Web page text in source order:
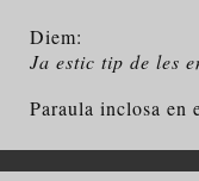
Diem:
Ja estic tip de les
Paraula inclosa